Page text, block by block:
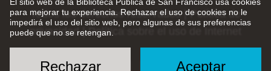
para mejorar tu experiencia. Rechazar el uso de cookies no le
impedirá el uso del sitio web, pero algunas de sus preferencias
puede que no se retengan.
Aceptar
Rechazar
Todos los derechos reservados |Política de
privacidad|Política sobre el uso de Internet